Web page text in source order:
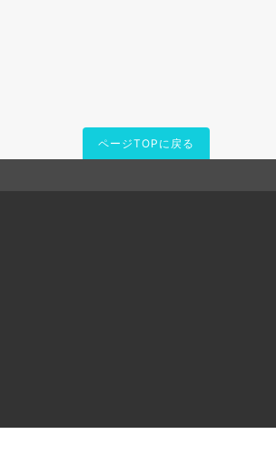
ページTOPに戻る